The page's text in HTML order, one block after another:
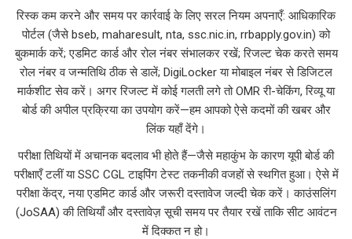
रिस्क कम करने और समय पर कार्रवाई के लिए सरल नियम अपनाएँ: आधिकारिक
पोर्टल (जैसे bseb, maharesult, nta, ssc.nic.in, rrbapply.gov.in) को
बुकमार्क करें; एडमिट कार्ड और रोल नंबर संभालकर रखें; रिजल्ट चेक करते समय
रोल नंबर व जन्मतिथि ठीक से डालें; DigiLocker या मोबाइल नंबर से डिजिटल
मार्कशीट सेव करें। अगर रिजल्ट में कोई गलती लगे तो OMR री-चेकिंग, रिव्यू या
बोर्ड की अपील प्रक्रिया का उपयोग करें—हम आपको ऐसे कदमों की खबर और
लिंक यहाँ देंगे।
परीक्षा तिथियों में अचानक बदलाव भी होते हैं—जैसे महाकुंभ के कारण यूपी बोर्ड की
परीक्षाएँ टलीं या SSC CGL टाइपिंग टेस्ट तकनीकी वजहों से स्थगित हुआ। ऐसे में
परीक्षा केंद्र, नया एडमिट कार्ड और जरूरी दस्तावेज जल्दी चेक करें। काउंसलिंग
(JoSAA) की तिथियाँ और दस्तावेज़ सूची समय पर तैयार रखें ताकि सीट आवंटन
में दिक्कत न हो।